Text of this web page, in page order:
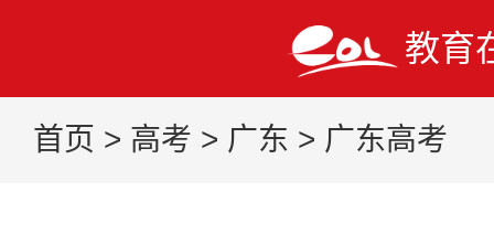
教育
首页 > 高考 > 广东 > 广东高考